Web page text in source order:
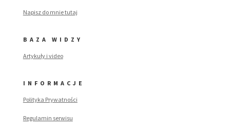
Napisz do mnie tutaj
BAZA WIDZY
Artykuły i video
INFORMACJE
Polityka Prywatności
Regulamin serwisu